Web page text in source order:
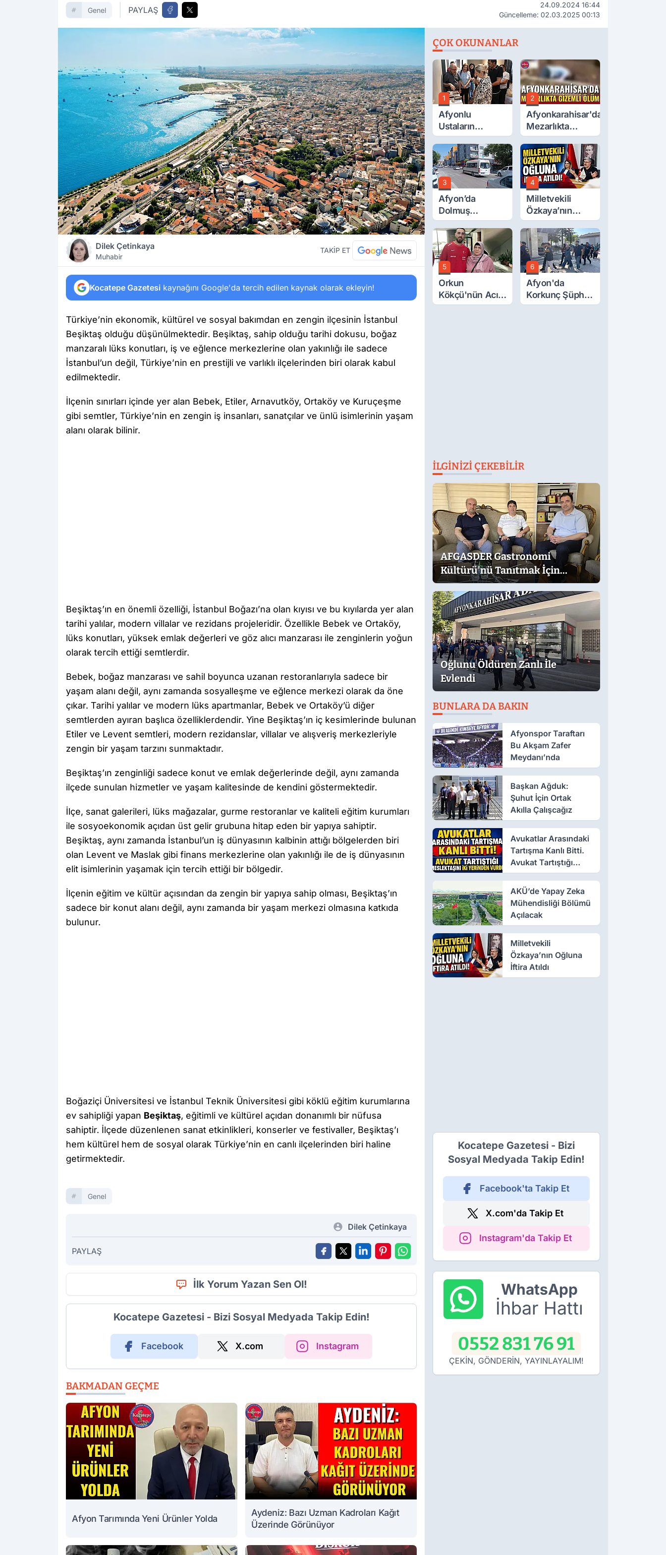
Genel PAYLAŞ
24.09.2024 16:44
Güncelleme: 02.03.2025 00:13
Dilek Çetinkaya
Muhabir
TAKİP ET
Kocatepe Gazetesi kaynağını Google'da tercih edilen kaynak olarak ekleyin!
Türkiye’nin ekonomik, kültürel ve sosyal bakımdan en zengin ilçesinin İstanbul
Beşiktaş olduğu düşünülmektedir. Beşiktaş, sahip olduğu tarihi dokusu, boğaz
manzaralı lüks konutları, iş ve eğlence merkezlerine olan yakınlığı ile sadece
İstanbul’un değil, Türkiye’nin en prestijli ve varlıklı ilçelerinden biri olarak kabul
edilmektedir.
İlçenin sınırları içinde yer alan Bebek, Etiler, Arnavutköy, Ortaköy ve Kuruçeşme
gibi semtler, Türkiye’nin en zengin iş insanları, sanatçılar ve ünlü isimlerinin yaşam
alanı olarak bilinir.
Beşiktaş’ın en önemli özelliği, İstanbul Boğazı’na olan kıyısı ve bu kıyılarda yer alan
tarihi yalılar, modern villalar ve rezidans projeleridir. Özellikle Bebek ve Ortaköy,
lüks konutları, yüksek emlak değerleri ve göz alıcı manzarası ile zenginlerin yoğun
olarak tercih ettiği semtlerdir.
Bebek, boğaz manzarası ve sahil boyunca uzanan restoranlarıyla sadece bir
yaşam alanı değil, aynı zamanda sosyalleşme ve eğlence merkezi olarak da öne
çıkar. Tarihi yalılar ve modern lüks apartmanlar, Bebek ve Ortaköy’ü diğer
semtlerden ayıran başlıca özelliklerdendir. Yine Beşiktaş’ın iç kesimlerinde bulunan
Etiler ve Levent semtleri, modern rezidanslar, villalar ve alışveriş merkezleriyle
zengin bir yaşam tarzını sunmaktadır.
Beşiktaş’ın zenginliği sadece konut ve emlak değerlerinde değil, aynı zamanda
ilçede sunulan hizmetler ve yaşam kalitesinde de kendini göstermektedir.
İlçe, sanat galerileri, lüks mağazalar, gurme restoranlar ve kaliteli eğitim kurumları
ile sosyoekonomik açıdan üst gelir grubuna hitap eden bir yapıya sahiptir.
Beşiktaş, aynı zamanda İstanbul’un iş dünyasının kalbinin attığı bölgelerden biri
olan Levent ve Maslak gibi finans merkezlerine olan yakınlığı ile de iş dünyasının
elit isimlerinin yaşamak için tercih ettiği bir bölgedir.
İlçenin eğitim ve kültür açısından da zengin bir yapıya sahip olması, Beşiktaş’ın
sadece bir konut alanı değil, aynı zamanda bir yaşam merkezi olmasına katkıda
bulunur.
Boğaziçi Üniversitesi ve İstanbul Teknik Üniversitesi gibi köklü eğitim kurumlarına
ev sahipliği yapan Beşiktaş, eğitimli ve kültürel açıdan donanımlı bir nüfusa
sahiptir. İlçede düzenlenen sanat etkinlikleri, konserler ve festivaller, Beşiktaş’ı
hem kültürel hem de sosyal olarak Türkiye’nin en canlı ilçelerinden biri haline
getirmektedir.
Genel
Dilek Çetinkaya
PAYLAŞ
İlk Yorum Yazan Sen Ol!
Kocatepe Gazetesi - Bizi Sosyal Medyada Takip Edin!
Facebook X.com Instagram
BAKMADAN GEÇME
Afyon Tarımında Yeni Ürünler Yolda
Aydeniz: Bazı Uzman Kadroları Kağıt
Üzerinde Görünüyor
ÇOK OKUNANLAR
1
Afyonlu
Ustaların
Eserleri
Görücüye Çıktı
2
Afyonkarahisar'da
Mezarlıkta
Gizemli Ölüm
3
Afyon’da
Dolmuş
Ücretlerine
Yüzde 40 Zam
Talebi
4
Milletvekili
Özkaya’nın
Oğluna İftira
Atıldı
5
Orkun
Kökçü'nün Acı
Günü... Cenaze
6
Afyon'da
Korkunç Şüphe!
Düştü Mü,
İLGINIZI ÇEKEBILIR
AFGASDER Gastronomi
Kültürü'nü Tanıtmak İçin
Çalışıyor
Oğlunu Öldüren Zanlı İle
Evlendi
BUNLARA DA BAKIN
Afyonspor Taraftarı
Bu Akşam Zafer
Meydanı’nda
Başkan Ağduk:
Şuhut İçin Ortak
Akılla Çalışcağız
Avukatlar Arasındaki
Tartışma Kanlı Bitti.
Avukat Tartıştığı
Meslektaşını İki
Yerinden Vurdu
AKÜ’de Yapay Zeka
Mühendisliği Bölümü
Açılacak
Milletvekili
Özkaya’nın Oğluna
İftira Atıldı
Kocatepe Gazetesi - Bizi
Sosyal Medyada Takip Edin!
Facebook'ta Takip Et
X.com'da Takip Et
Instagram'da Takip Et
WhatsApp
İhbar Hattı
0552 831 76 91
ÇEKİN, GÖNDERİN, YAYINLAYALIM!